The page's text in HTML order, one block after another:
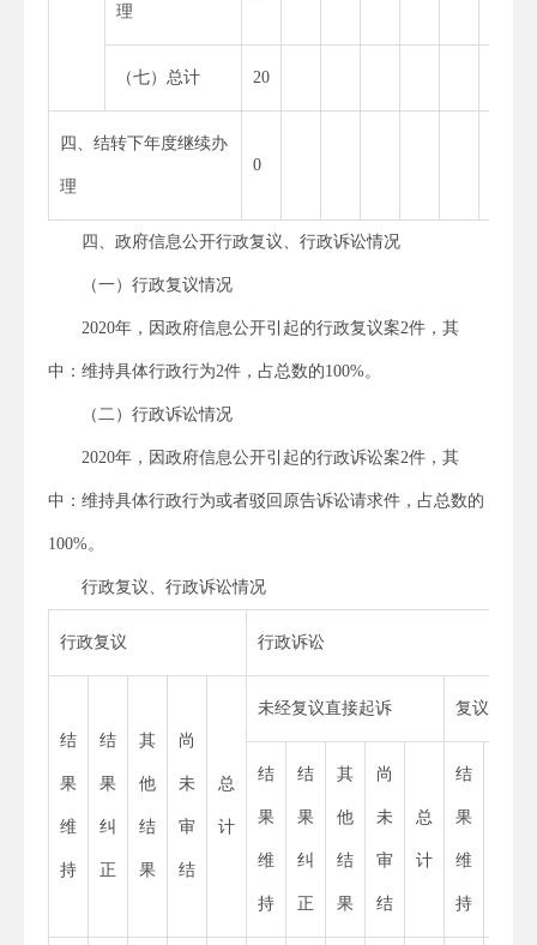
理
（七）总计 20
四、结转下年度继续办
理
0
四、政府信息公开行政复议、行政诉讼情况
（一）行政复议情况
2020年，因政府信息公开引起的行政复议案2件，其
中：维持具体行政行为2件，占总数的100%。
（二）行政诉讼情况
2020年，因政府信息公开引起的行政诉讼案2件，其
中：维持具体行政行为或者驳回原告诉讼请求件，占总数的
100%。
行政复议、行政诉讼情况
行政复议 行政诉讼
结
果
维
持
结
果
纠
正
其
他
结
果
尚
未
审
结
总
计
未经复议直接起诉 复议后起
结
果
维
持
结
果
纠
正
其
他
结
果
尚
未
审
结
总
计
结
果
维
持